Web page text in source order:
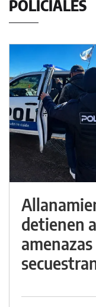
POLICIALES
detienen